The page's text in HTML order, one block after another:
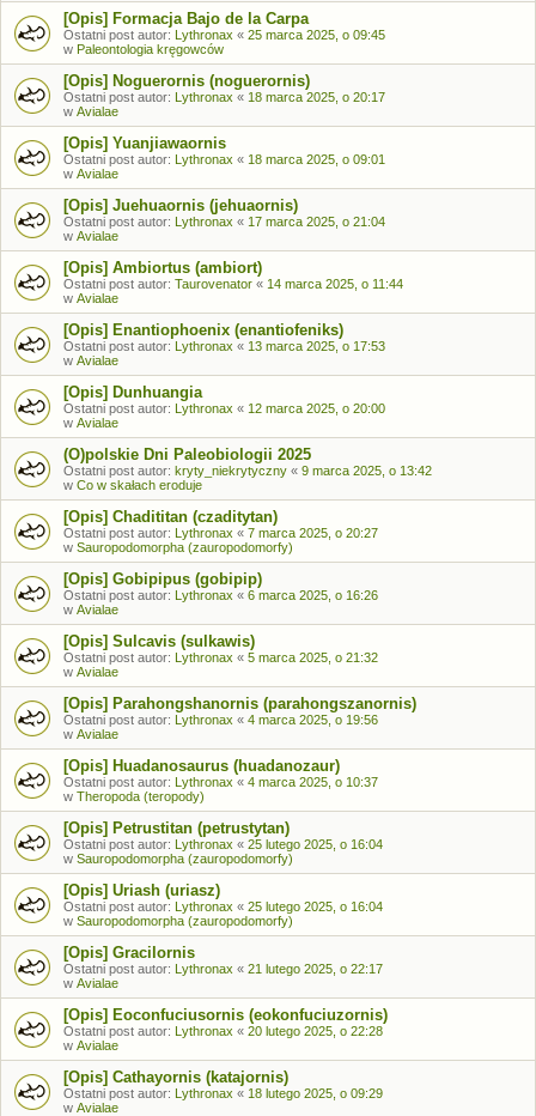
[Opis] Formacja Bajo de la Carpa
Ostatni post autor: Lythronax « 25 marca 2025, o 09:45
w Paleontologia kręgowców
[Opis] Noguerornis (noguerornis)
Ostatni post autor: Lythronax « 18 marca 2025, o 20:17
w Avialae
[Opis] Yuanjiawaornis
Ostatni post autor: Lythronax « 18 marca 2025, o 09:01
w Avialae
[Opis] Juehuaornis (jehuaornis)
Ostatni post autor: Lythronax « 17 marca 2025, o 21:04
w Avialae
[Opis] Ambiortus (ambiort)
Ostatni post autor: Taurovenator « 14 marca 2025, o 11:44
w Avialae
[Opis] Enantiophoenix (enantiofeniks)
Ostatni post autor: Lythronax « 13 marca 2025, o 17:53
w Avialae
[Opis] Dunhuangia
Ostatni post autor: Lythronax « 12 marca 2025, o 20:00
w Avialae
(O)polskie Dni Paleobiologii 2025
Ostatni post autor: kryty_niekrytyczny « 9 marca 2025, o 13:42
w Co w skałach eroduje
[Opis] Chadititan (czaditytan)
Ostatni post autor: Lythronax « 7 marca 2025, o 20:27
w Sauropodomorpha (zauropodomorfy)
[Opis] Gobipipus (gobipip)
Ostatni post autor: Lythronax « 6 marca 2025, o 16:26
w Avialae
[Opis] Sulcavis (sulkawis)
Ostatni post autor: Lythronax « 5 marca 2025, o 21:32
w Avialae
[Opis] Parahongshanornis (parahongszanornis)
Ostatni post autor: Lythronax « 4 marca 2025, o 19:56
w Avialae
[Opis] Huadanosaurus (huadanozaur)
Ostatni post autor: Lythronax « 4 marca 2025, o 10:37
w Theropoda (teropody)
[Opis] Petrustitan (petrustytan)
Ostatni post autor: Lythronax « 25 lutego 2025, o 16:04
w Sauropodomorpha (zauropodomorfy)
[Opis] Uriash (uriasz)
Ostatni post autor: Lythronax « 25 lutego 2025, o 16:04
w Sauropodomorpha (zauropodomorfy)
[Opis] Gracilornis
Ostatni post autor: Lythronax « 21 lutego 2025, o 22:17
w Avialae
[Opis] Eoconfuciusornis (eokonfuciuzornis)
Ostatni post autor: Lythronax « 20 lutego 2025, o 22:28
w Avialae
[Opis] Cathayornis (katajornis)
Ostatni post autor: Lythronax « 18 lutego 2025, o 09:29
w Avialae